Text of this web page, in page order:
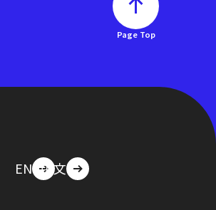
Page Top
EN 中文